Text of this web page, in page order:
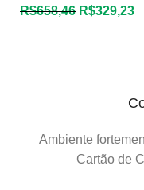
R$658,46 R$329,23
Ambiente
Cartão de